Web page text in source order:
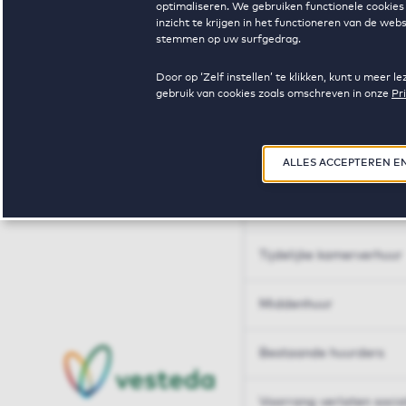
optimaliseren. We gebruiken functionele
inzicht te krijgen in het functioneren van de
stemmen op uw surfgedrag.
Door op ‘Zelf instellen’ te klikken, kunt u meer
gebruik van cookies zoals omschreven in onze
ALLES ACCEPTEREN
Huren op maat
Tijdelijke kamerverhuur
Middenhuur
Bestaande huurders
Voorrang verlaten